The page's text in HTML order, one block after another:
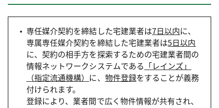
専任媒介契約を締結した宅建業者は7日以内に、
専属専任媒介契約を締結した宅建業者は5日以内
に、契約の相手方を探索するための宅建業者間の
情報ネットワークシステムである 「レインズ」
（指定流通機構） に、 物件登録をすることが義務
付けられます。
登録により、業者間で広く物件情報が共有され、